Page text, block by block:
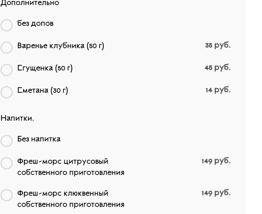
Дополнительно
без допов
Варенье клубника (50 г) 35руб.
Сгущенка (50 г) 45руб.
Сметана (30 г) 14руб.
Напитки.
Без напитка
Фреш-морс цитрусовый
собственного приготовления
149руб.
Фреш-морс клюквенный
собственного приготовления
149руб.